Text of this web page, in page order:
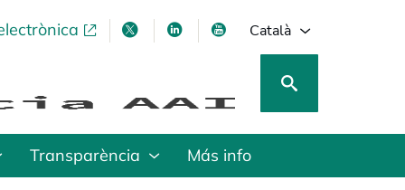
opens in a new tabopens in a new tab
opens in a new tab
opens in a new tab
Català
Transparència Más info